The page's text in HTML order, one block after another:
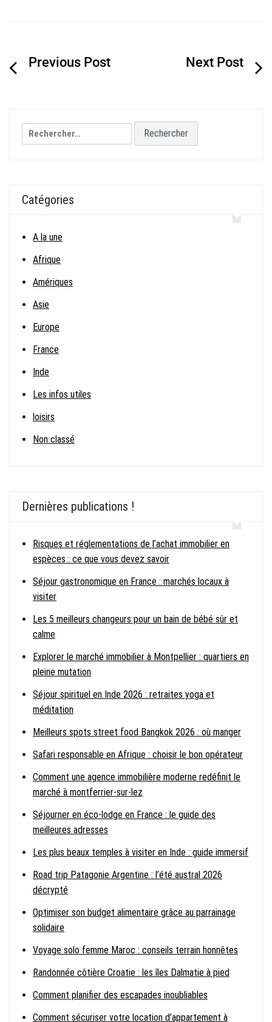
Navigation
Rechercher :
Catégories
A la une
Afrique
Amériques
Asie
Europe
France
Inde
Les infos utiles
loisirs
Non classé
Dernières publications !
Risques et réglementations de l’achat immobilier en
espèces : ce que vous devez savoir
Séjour gastronomique en France : marchés locaux à
visiter
Les 5 meilleurs changeurs pour un bain de bébé sûr et
calme
Explorer le marché immobilier à Montpellier : quartiers en
pleine mutation
Séjour spirituel en Inde 2026 : retraites yoga et
méditation
Meilleurs spots street food Bangkok 2026 : où manger
Safari responsable en Afrique : choisir le bon opérateur
Comment une agence immobilière moderne redéfinit le
marché à montferrier-sur-lez
Séjourner en éco-lodge en France : le guide des
meilleures adresses
Les plus beaux temples à visiter en Inde : guide immersif
Road trip Patagonie Argentine : l’été austral 2026
décrypté
Optimiser son budget alimentaire grâce au parrainage
solidaire
Voyage solo femme Maroc : conseils terrain honnêtes
Randonnée côtière Croatie : les îles Dalmatie à pied
Comment planifier des escapades inoubliables
Comment sécuriser votre location d’appartement à